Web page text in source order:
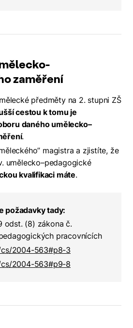
zaměření
předměty na 2. stupni ZŠ
cestou k tomu je
daného umělecko–
.
magistra a zjistíte, že
umělecko–pedagogické
kvalifikaci máte.
požadavky tady:
odst. (8) zákona č.
pracovnících
2004-563#p8-3
2004-563#p9-8